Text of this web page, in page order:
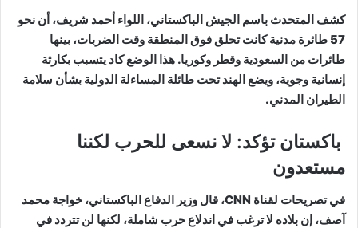
كشف المتحدث باسم الجيش الباكستاني، اللواء أحمد شريف، أن نحو
57 طائرة مدنية كانت تحلق فوق المنطقة وقت الضربات، بينها
طائرات من السعودية وقطر وكوريا. هذا الوضع كاد يتسبب بكارثة
إنسانية وجوية، ويضع الهند تحت طائلة المساءلة الدولية بشأن سلامة
الطيران المدني.
باكستان تؤكد: لا نسعى للحرب لكننا
مستعدون
في تصريحات لقناة CNN، قال وزير الدفاع الباكستاني، خواجة محمد
آصف، إن بلاده لا ترغب في اندلاع حرب شاملة، لكنها لن تتردد في